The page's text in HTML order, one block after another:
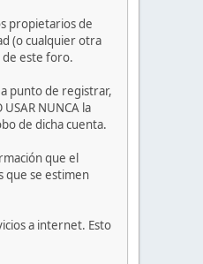
propietarios de
(o cualquier otra
de este foro.
punto de registrar,
NUNCA la
de dicha cuenta.
que el
que se estimen
a internet. Esto